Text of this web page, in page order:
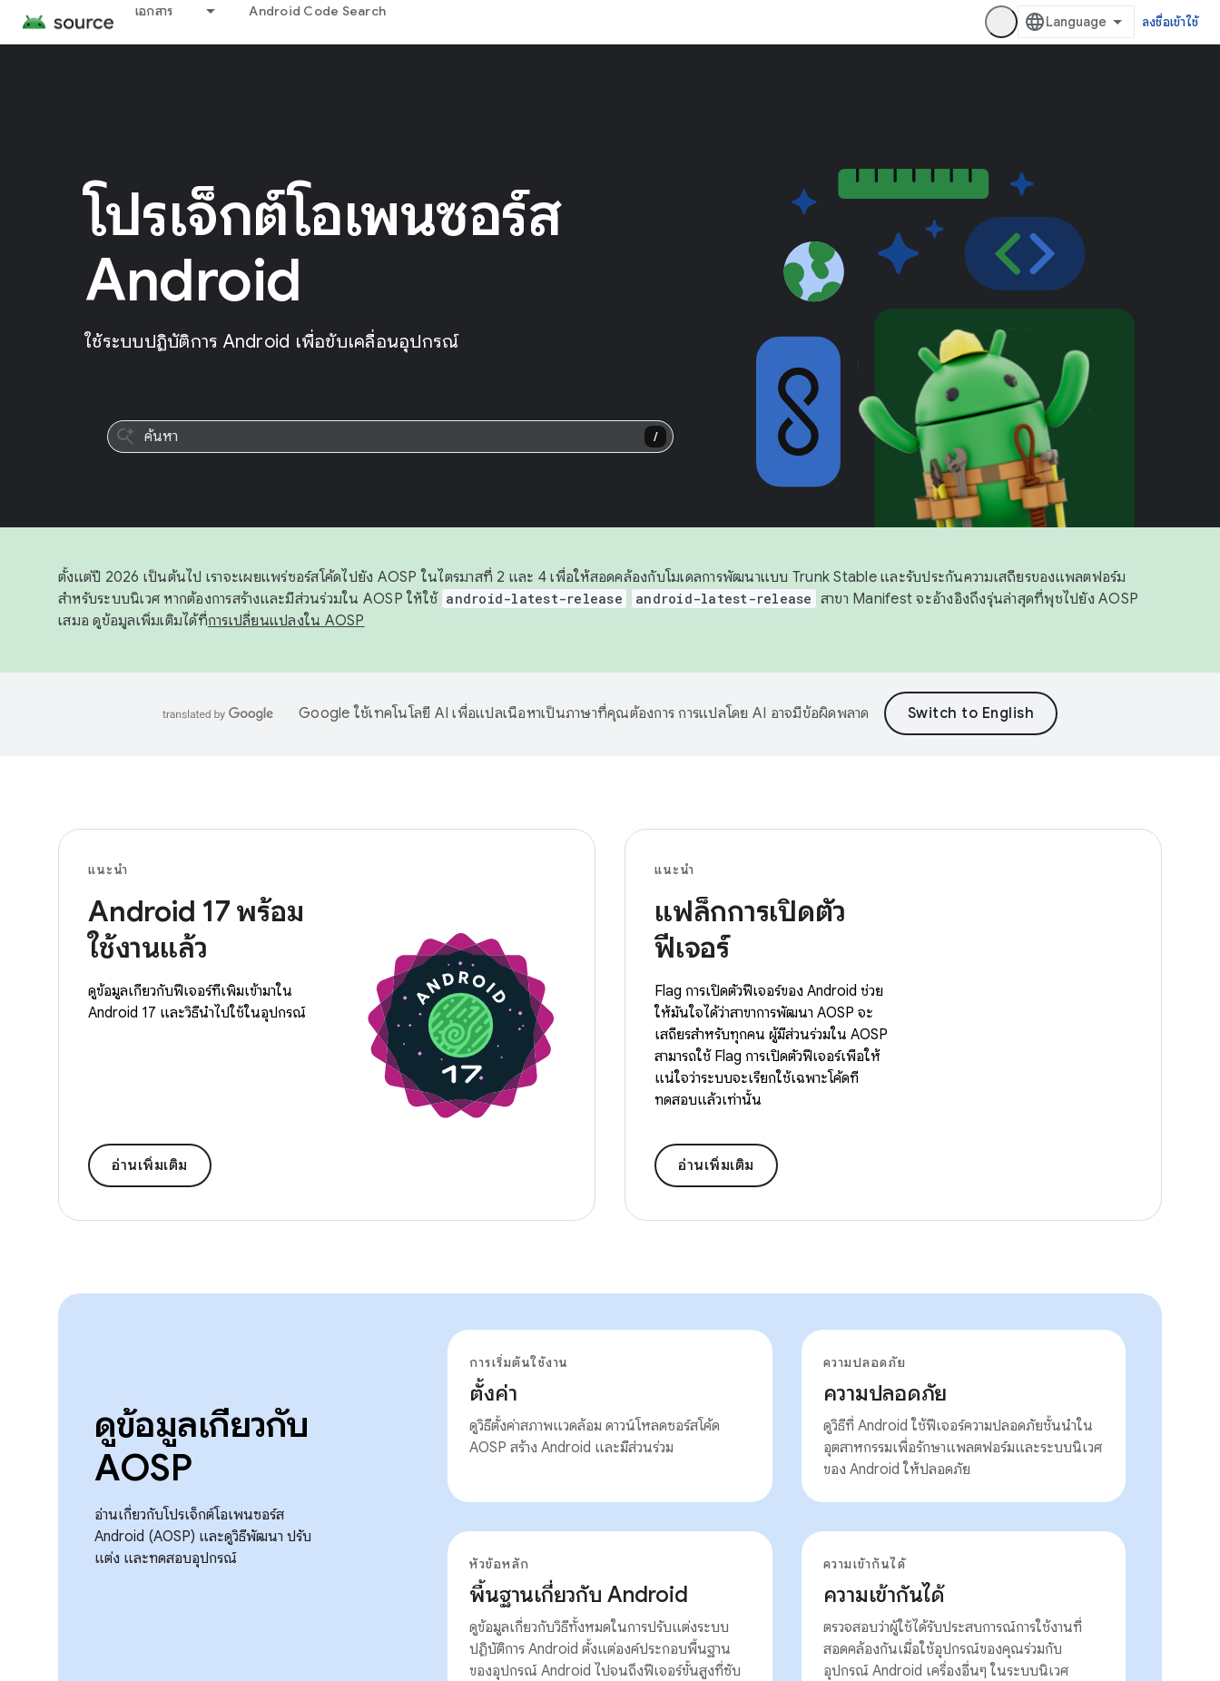
เอกสาร Android Code Search
/
ลงชื่อเข้าใช้
โปรเจ็กต์โอเพนซอร์ส
Android
ใช้ระบบปฏิบัติการ Android เพื่อขับเคลื่อนอุปกรณ์
/
ตั้งแต่ปี 2026 เป็นต้นไป เราจะเผยแพร่ซอร์สโค้ดไปยัง AOSP ในไตรมาสที่ 2 และ 4 เพื่อให้สอดคล้องกับโมเดลการพัฒนาแบบ Trunk Stable และรับประกันความเสถียรของแพลตฟอร์ม
สำหรับระบบนิเวศ หากต้องการสร้างและมีส่วนร่วมใน AOSP ให้ใช้ android-latest-release android-latest-release สาขา Manifest จะอ้างอิงถึงรุ่นล่าสุดที่พุชไปยัง AOSP
เสมอ ดูข้อมูลเพิ่มเติมได้ที่การเปลี่ยนแปลงใน AOSP
Google ใช้เทคโนโลยี AI เพื่อแปลเนื้อหาเป็นภาษาที่คุณต้องการ การแปลโดย AI อาจมีข้อผิดพลาด
แนะนำ
Android 17 พร้อม
ใช้งานแล้ว
ดูข้อมูลเกี่ยวกับฟีเจอร์ที่เพิ่มเข้ามาใน
Android 17 และวิธีนำไปใช้ในอุปกรณ์
อ่านเพิ่มเติม
แนะนำ
แฟล็กการเปิดตัว
ฟีเจอร์
Flag การเปิดตัวฟีเจอร์ของ Android ช่วย
ให้มั่นใจได้ว่าสาขาการพัฒนา AOSP จะ
เสถียรสำหรับทุกคน ผู้มีส่วนร่วมใน AOSP
สามารถใช้ Flag การเปิดตัวฟีเจอร์เพื่อให้
แน่ใจว่าระบบจะเรียกใช้เฉพาะโค้ดที่
ทดสอบแล้วเท่านั้น
อ่านเพิ่มเติม
ดูข้อมูลเกี่ยวกับ
AOSP
อ่านเกี่ยวกับโปรเจ็กต์โอเพนซอร์ส
Android (AOSP) และดูวิธีพัฒนา ปรับ
แต่ง และทดสอบอุปกรณ์
การเริ่มต้นใช้งาน
ตั้งค่า
ดูวิธีตั้งค่าสภาพแวดล้อม ดาวน์โหลดซอร์สโค้ด
AOSP สร้าง Android และมีส่วนร่วม
ความปลอดภัย
ความปลอดภัย
ดูวิธีที่ Android ใช้ฟีเจอร์ความปลอดภัยชั้นนำใน
อุตสาหกรรมเพื่อรักษาแพลตฟอร์มและระบบนิเวศ
ของ Android ให้ปลอดภัย
หัวข้อหลัก
พื้นฐานเกี่ยวกับ Android
ดูข้อมูลเกี่ยวกับวิธีทั้งหมดในการปรับแต่งระบบ
ปฏิบัติการ Android ตั้งแต่องค์ประกอบพื้นฐาน
ของอุปกรณ์ Android ไปจนถึงฟีเจอร์ขั้นสูงที่ซับ
ความเข้ากันได้
ความเข้ากันได้
ตรวจสอบว่าผู้ใช้ได้รับประสบการณ์การใช้งานที่
สอดคล้องกันเมื่อใช้อุปกรณ์ของคุณร่วมกับ
อุปกรณ์ Android เครื่องอื่นๆ ในระบบนิเวศ